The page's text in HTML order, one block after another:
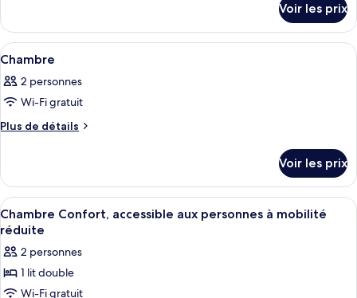
de
chambre :
Chambre
le
type
de
Chambre
Voir les prix
Afficher
toutes
les
photos
pour
de
chambre :
Chambre
Une chambre d’hôtel avec deux lits,
5
Chambre
2 personnes
Wi-Fi gratuit
Plus de détails
Plus
le
type
de
chambre
Voir les prix
Afficher
toutes
les
photos
pour
Une chambre d’hôtel avec deux lits,
7
Chambre Confort, accessible aux personnes à mobilité
réduite
2 personnes
1 lit double
Wi-Fi gratuit